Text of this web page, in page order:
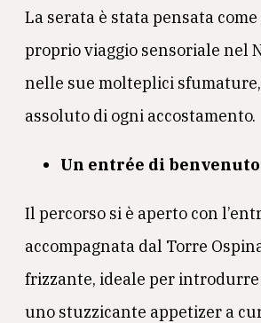
La serata è stata pensata
proprio viaggio sensoriale nel
nelle sue molteplici
assoluto di ogni accostamento.
Un entrée di benvenuto
Il percorso si è aperto con
accompagnata dal Torre
frizzante, ideale per introdurre
uno stuzzicante appetizer a